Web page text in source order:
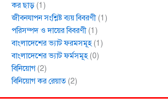
কর ছাড় (1)
জীবনযাপন সংশ্লিষ্ট ব্যয় বিবরণী (1)
পরিসম্পদ ও দায়ের বিবরণী (1)
বাংলাদেশের ভ্যাট ফরমসমূহ(1)
বাংলাদেশের ভ্যাট ফর্মসমূহ(0)
বিনিয়োগ(2)
বিনিয়োগ কর রেয়াত (2)